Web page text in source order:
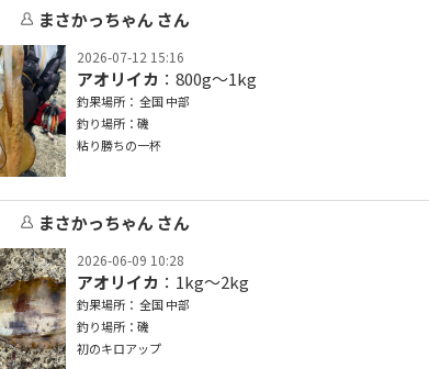
まさかっちゃん さん
2026-07-12 15:16
アオリイカ ：800g〜1kg
釣果場所： 全国 中部
釣り場所：磯
粘り勝ちの一杯
まさかっちゃん さん
2026-06-09 10:28
アオリイカ ：1kg〜2kg
釣果場所： 全国 中部
釣り場所：磯
初のキロアップ